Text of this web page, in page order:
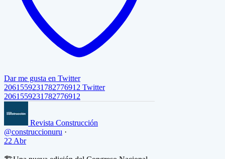
Dar me gusta en Twitter
2061559231782776912 Twitter
2061559231782776912
Revista Construcción
@construccionuru ·
22 Abr